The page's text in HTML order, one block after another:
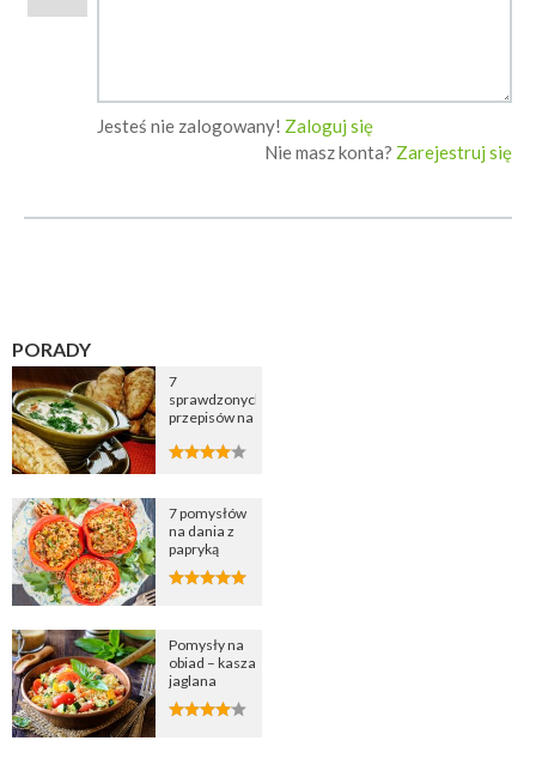
Jesteś nie zalogowany! Zaloguj się
Nie masz konta? Zarejestruj się
PORADY
7
sprawdzonych
przepisów na
cebulową
7 pomysłów
na dania z
papryką
Pomysły na
obiad – kasza
jaglana